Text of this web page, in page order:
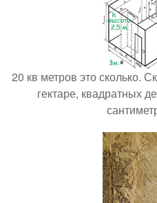
20 кв метров это сколько.
гектаре, квадратных